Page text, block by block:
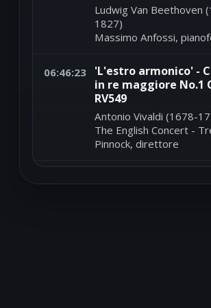
Ludwig Van Beethoven
1827)
Massimo Anfossi,
06:46:23
'L'estro armonico' -
in re maggiore No.1
RV549
Antonio Vivaldi (1678-
The English Concert -
Pinnock, direttore